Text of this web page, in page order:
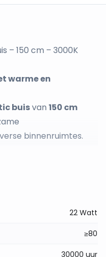
– 150 cm – 3000K
warme en
buisvan 150 cm
binnenruimtes.
ideaal voor
G13 fitting,
is in bestaande
22 Watt
≥80
30000 uur